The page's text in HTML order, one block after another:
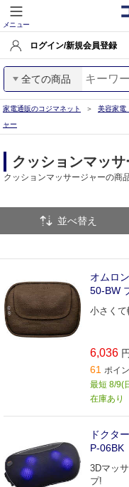
メニュー
ログイン/新規会員登録
全ての商品
家電通販のコジマネット 美容家電
ャー
クッションマッ
クッションマッサージャーの商
並べ替え
オムロ
50-BW
小さくて
6,036
61 ポイ
最短 8/9(
在庫あり
ドクタ
P-06BK
3Dマッ
プ!